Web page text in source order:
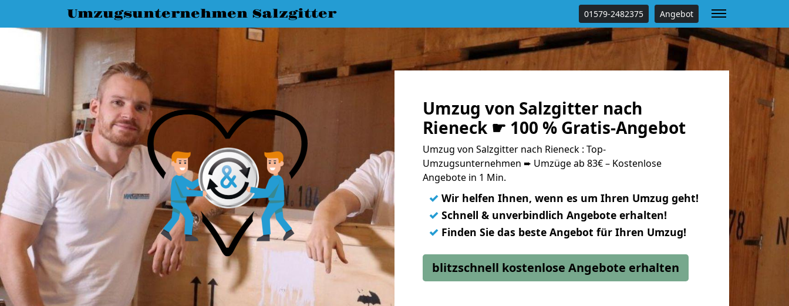
Umzugsunternehmen Salzgitter 01579-2482375 Angebot
Umzug von Salzgitter nach
Rieneck ☛ 100 % Gratis-Angebot
Umzug von Salzgitter nach Rieneck : Top-
Umzugsunternehmen ➨ Umzüge ab 83€ – Kostenlose
Angebote in 1 Min.
✓ Wir helfen Ihnen, wenn es um Ihren Umzug geht!
✓ Schnell & unverbindlich Angebote erhalten!
✓ Finden Sie das beste Angebot für Ihren Umzug!
blitzschnell kostenlose Angebote erhalten